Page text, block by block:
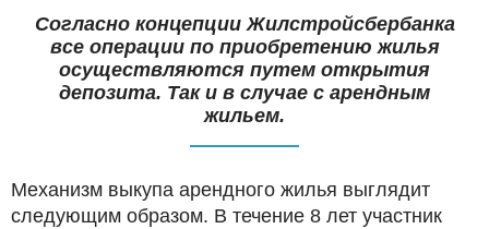
Согласно концепции Жилстройсбербанка
все операции по приобретению жилья
осуществляются путем открытия
депозита. Так и в случае с арендным
жильем.
Механизм выкупа арендного жилья выглядит
следующим образом. В течение 8 лет участник